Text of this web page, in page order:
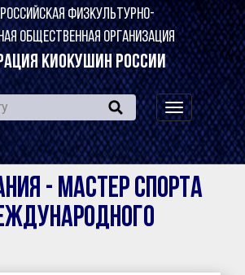
ФИЗКУЛЬТУРНО-
ОБЩЕСТВЕННАЯ ОРГАНИЗАЦИЯ
КИОКУШИН РОССИИ
навигация
по
сайту
- МАСТЕР СПОРТА